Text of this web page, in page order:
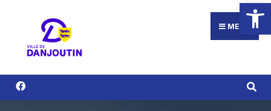
Ouvrir
contenu
MENU
for: